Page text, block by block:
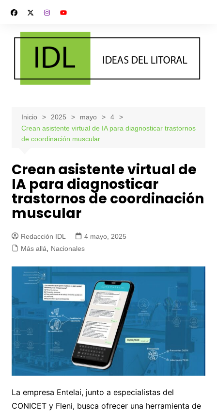
contenido
Inicio 2025 mayo
4
Crean asistente virtual de IA para diagnosticar trastornos
de coordinación muscular
Crean asistente virtual de
IA para diagnosticar
trastornos de coordinación
muscular
Redacción IDL
4 mayo, 2025
Más allá, Nacionales
La empresa Entelai, junto a especialistas del
CONICET y Fleni, busca ofrecer una herramienta de